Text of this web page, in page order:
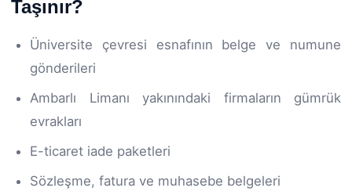
Taşınır?
Üniversite çevresi esnafının belge ve numune
gönderileri
Ambarlı Limanı yakınındaki firmaların gümrük
evrakları
E-ticaret iade paketleri
Sözleşme, fatura ve muhasebe belgeleri